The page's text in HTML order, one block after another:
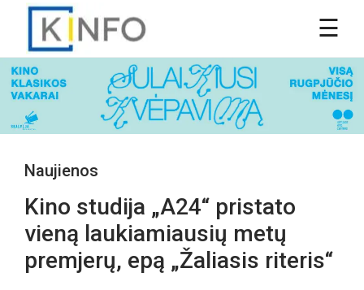
Naujienos
Kino studija „A24“ pristato
vieną laukiamiausių metų
premjerų, epą „Žaliasis riteris“